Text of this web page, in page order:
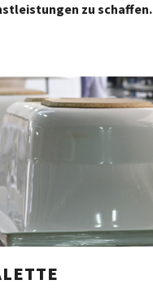
zu schaffen.